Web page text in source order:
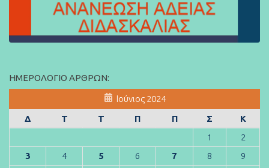
ΗΜΕΡΟΛΌΓΙΟ ΆΡΘΡΩΝ:
Ιούνιος 2024
Δ
Τ Τ Π Π Σ
Κ
1
2
3
4 5 6 7 8
9